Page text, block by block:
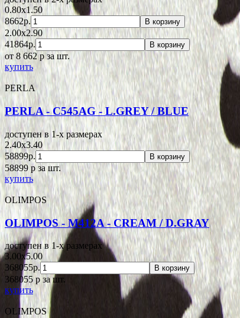
0.80x1.50
8662р.
В корзину
2.00x2.90
41864р.
В корзину
от 8 662 p за шт.
купить
PERLA
PERLA - C545AG - L.GREY / BLUE
доступен в 1-x размерах
2.40x3.40
58899р.
В корзину
58899 p за шт.
купить
OLIMPOS
OLIMPOS - M412A - CREAM / D.GRAY
доступен в 1-x размерах
3.00x5.00
368055р.
В корзину
368055 pза шт.
купить
OLIMPOS